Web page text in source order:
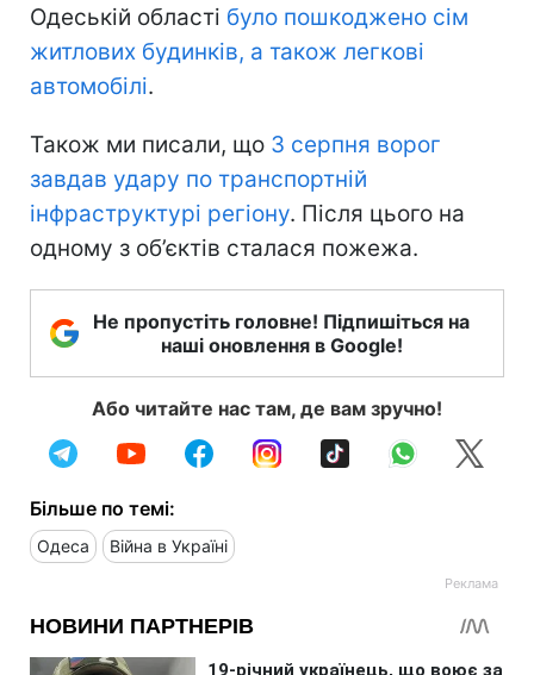
Одеській області було пошкоджено сім
житлових будинків, а також легкові
автомобілі.
Також ми писали, що 3 серпня ворог
завдав удару по транспортній
інфраструктурі регіону. Після цього на
одному з об’єктів сталася пожежа.
Не пропустіть головне! Підпишіться на
наші оновлення в Google!
Або читайте нас там, де вам зручно!
Більше по темі:
Одеса Війна в Україні